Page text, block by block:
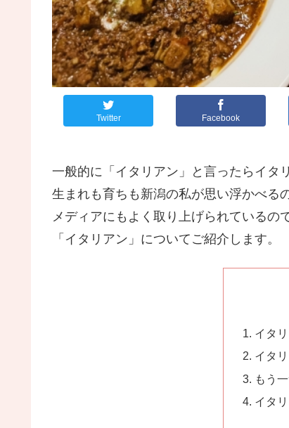
Twitter Facebook
一般的に「イタリアン」と言ったらイタ
生まれも育ちも新潟の私が思い浮かべる
メディアにもよく取り上げられているの
「イタリアン」についてご紹介します。
イタ
イタ
もう
イタ